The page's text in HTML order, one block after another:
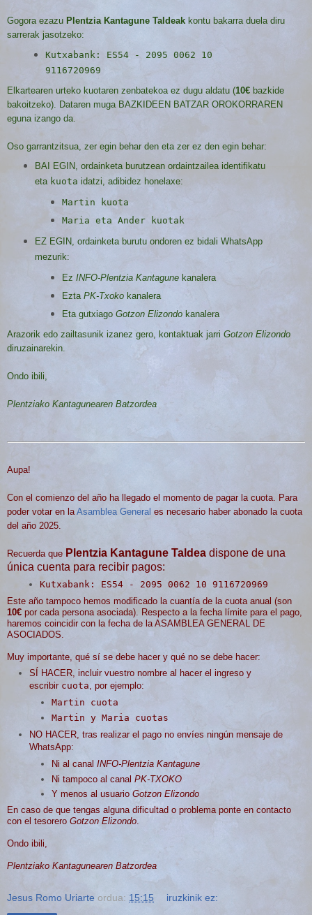
Gogora ezazu Plentzia Kantagune Taldeak kontu bakarra duela diru
sarrerak jasotzeko:
Kutxabank: ES54 - 2095 0062 10
9116720969
Elkartearen urteko kuotaren zenbatekoa ez dugu aldatu (10€ bazkide
bakoitzeko). Dataren muga BAZKIDEEN BATZAR OROKORRAREN
eguna izango da
Oso garrantzitsua, zer egin behar den eta zer ez den egin behar:
BAI EGIN, ordainketa burutzean ordaintzailea identifikatu
eta kuota idatzi, adibidez honelaxe:
Martin kuota
Maria eta Ander kuotak
EZ EGIN, ordainketa burutu ondoren ez bidali WhatsApp
mezurik:
EzINFO-Plentzia Kantagune kanalera
EztaPK-Txoko kanalera
Eta gutxiagoGotzon Elizondo kanalera
Arazorik edo zailtasunik izanez gero, kontaktuak jarri Gotzon Elizondo
diruzainarekin.
Ondo ibili,
Plentziako Kantagunearen Batzordea
Aupa!
Con el comienzo del año ha llegado el momento de pagar la cuota. Para
poder votar en la Asamblea General es necesario haber abonado la cuota
del año 2025.
Recuerda que Plentzia Kantagune Taldea dispone de una
única cuenta para recibir pagos:
Kutxabank: ES54 - 2095 0062 10 9116720969
Este año tampoco hemos modificado la cuantía de la cuota anual (son
10€ por cada persona asociada). Respecto a la fecha límite para el pago,
haremos coincidir con la fecha de la ASAMBLEA GENERAL DE
ASOCIADOS.
Muy importante, qué sí se debe hacer y qué no se debe hacer:
SÍ HACER, incluir vuestro nombre al hacer el ingreso y
escribir cuota , por ejemplo:
Martin cuota
Martin y Maria cuotas
NO HACER, tras realizar el pago no envíes ningún mensaje de
WhatsApp:
Ni al canal INFO-Plentzia Kantagune
Ni tampoco al canal PK-TXOKO
Y menos al usuario Gotzon Elizondo
En caso de que tengas alguna dificultad o problema ponte en contacto
con el tesorero Gotzon Elizondo.
Ondo ibili,
Plentziako Kantagunearen Batzordea
Jesus Romo Uriarte ordua: 15:15 iruzkinik ez: